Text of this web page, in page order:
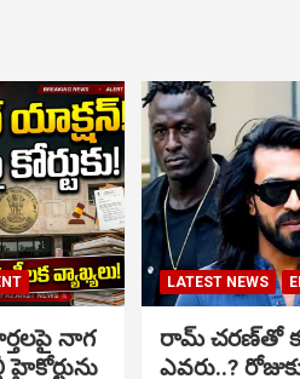
నాగ
LATEST NEWS
రామ్ చరణ్‌తో
ఎవరు..?